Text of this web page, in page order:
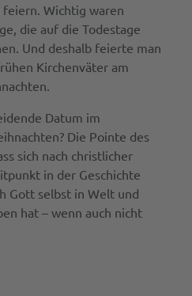
Wichtig waren
die auf die Todestage
Und deshalb feierte man
Kirchenväter am
Datum im
Die Pointe des
sich nach christlicher
in der Geschichte
Gott selbst in Welt und
hat – wenn auch nicht